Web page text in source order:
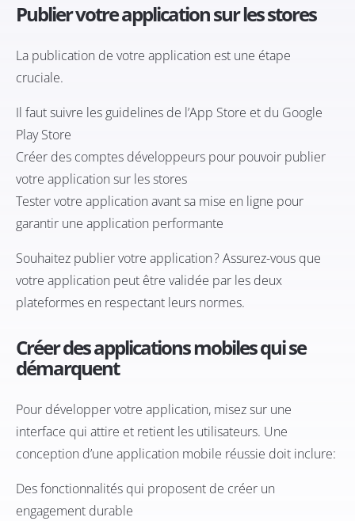
Publier votre application sur les stores
La publication de votre application est une étape
cruciale.
Il faut suivre les guidelines de l’App Store et du Google
Play Store
Créer des comptes développeurs pour pouvoir publier
votre application sur les stores
Tester votre application avant sa mise en ligne pour
garantir une application performante
Souhaitez publier votre application ? Assurez-vous que
votre application peut être validée par les deux
plateformes en respectant leurs normes.
Créer des applications mobiles qui se
démarquent
Pour développer votre application, misez sur une
interface qui attire et retient les utilisateurs. Une
conception d’une application mobile réussie doit inclure:
Des fonctionnalités qui proposent de créer un
engagement durable